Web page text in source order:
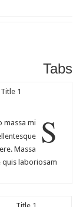
Tabs
Title 1
S
massa mi
Massa
laboriosam.